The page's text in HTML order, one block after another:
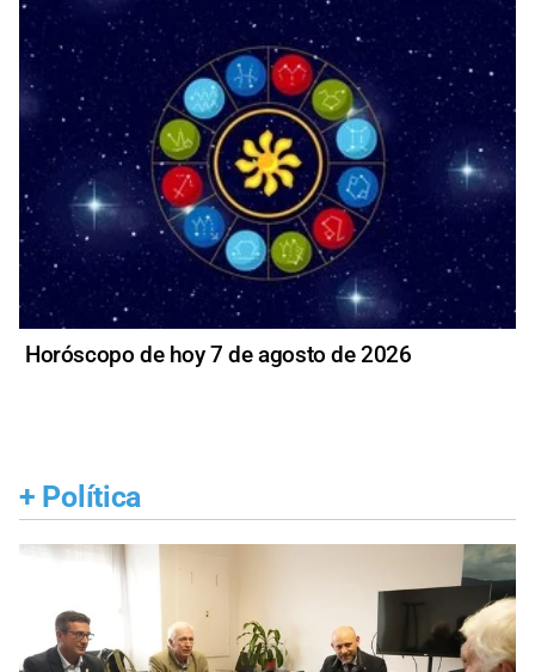
Horóscopo de hoy 7 de agosto de 2026
+ Política